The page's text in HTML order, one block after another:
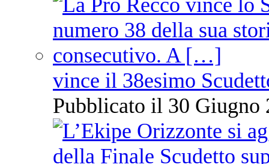
vince il 38esimo
Pubblicato il 30 Giugno